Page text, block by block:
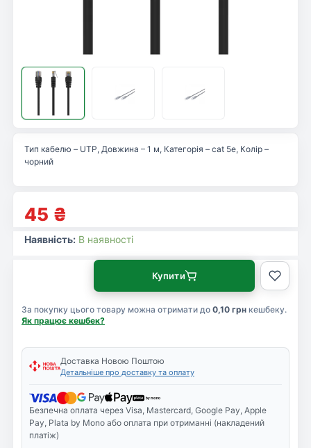
45 ₴
Тип кабелю – UTP, Довжина – 1 м, Категорія – cat 5e, Колір –
чорний
Наявність: В наявності
За покупку цього товару можна отримати до 0,10 грн кешбеку.
Як працює кешбек?
Купити
Доставка Новою Поштою
Детальніше про доставку та оплату
Безпечна оплата через Visa, Mastercard, Google Pay, Apple
Pay, Plata by Mono або оплата при отриманні (накладений
платіж)